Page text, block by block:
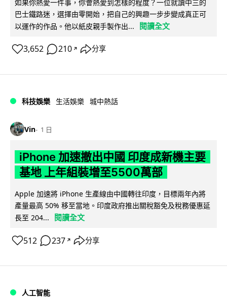
如果你熱愛一件事，你會熱愛到怎樣的程度？一位就讀中三的
巴士鐵路迷，選擇由零開始，把自己的興趣一步步變成真正可
以運作的作品。他以紙皮親手製作出...
閱讀全文
3,652 210 ↗ 分享
科技娛樂 生活娛樂 城中熱話
Vin 1 日
iPhone 加速撤出中國 印度成新機主要
基地 上年組裝增至5500萬部
Apple 加速將 iPhone 生產線由中國轉往印度，目標兩年內將
產量最高 50% 移至當地。印度政府推出關稅豁免及稅務優惠延
長至 204...
閱讀全文
512 237 ↗ 分享
人工智能